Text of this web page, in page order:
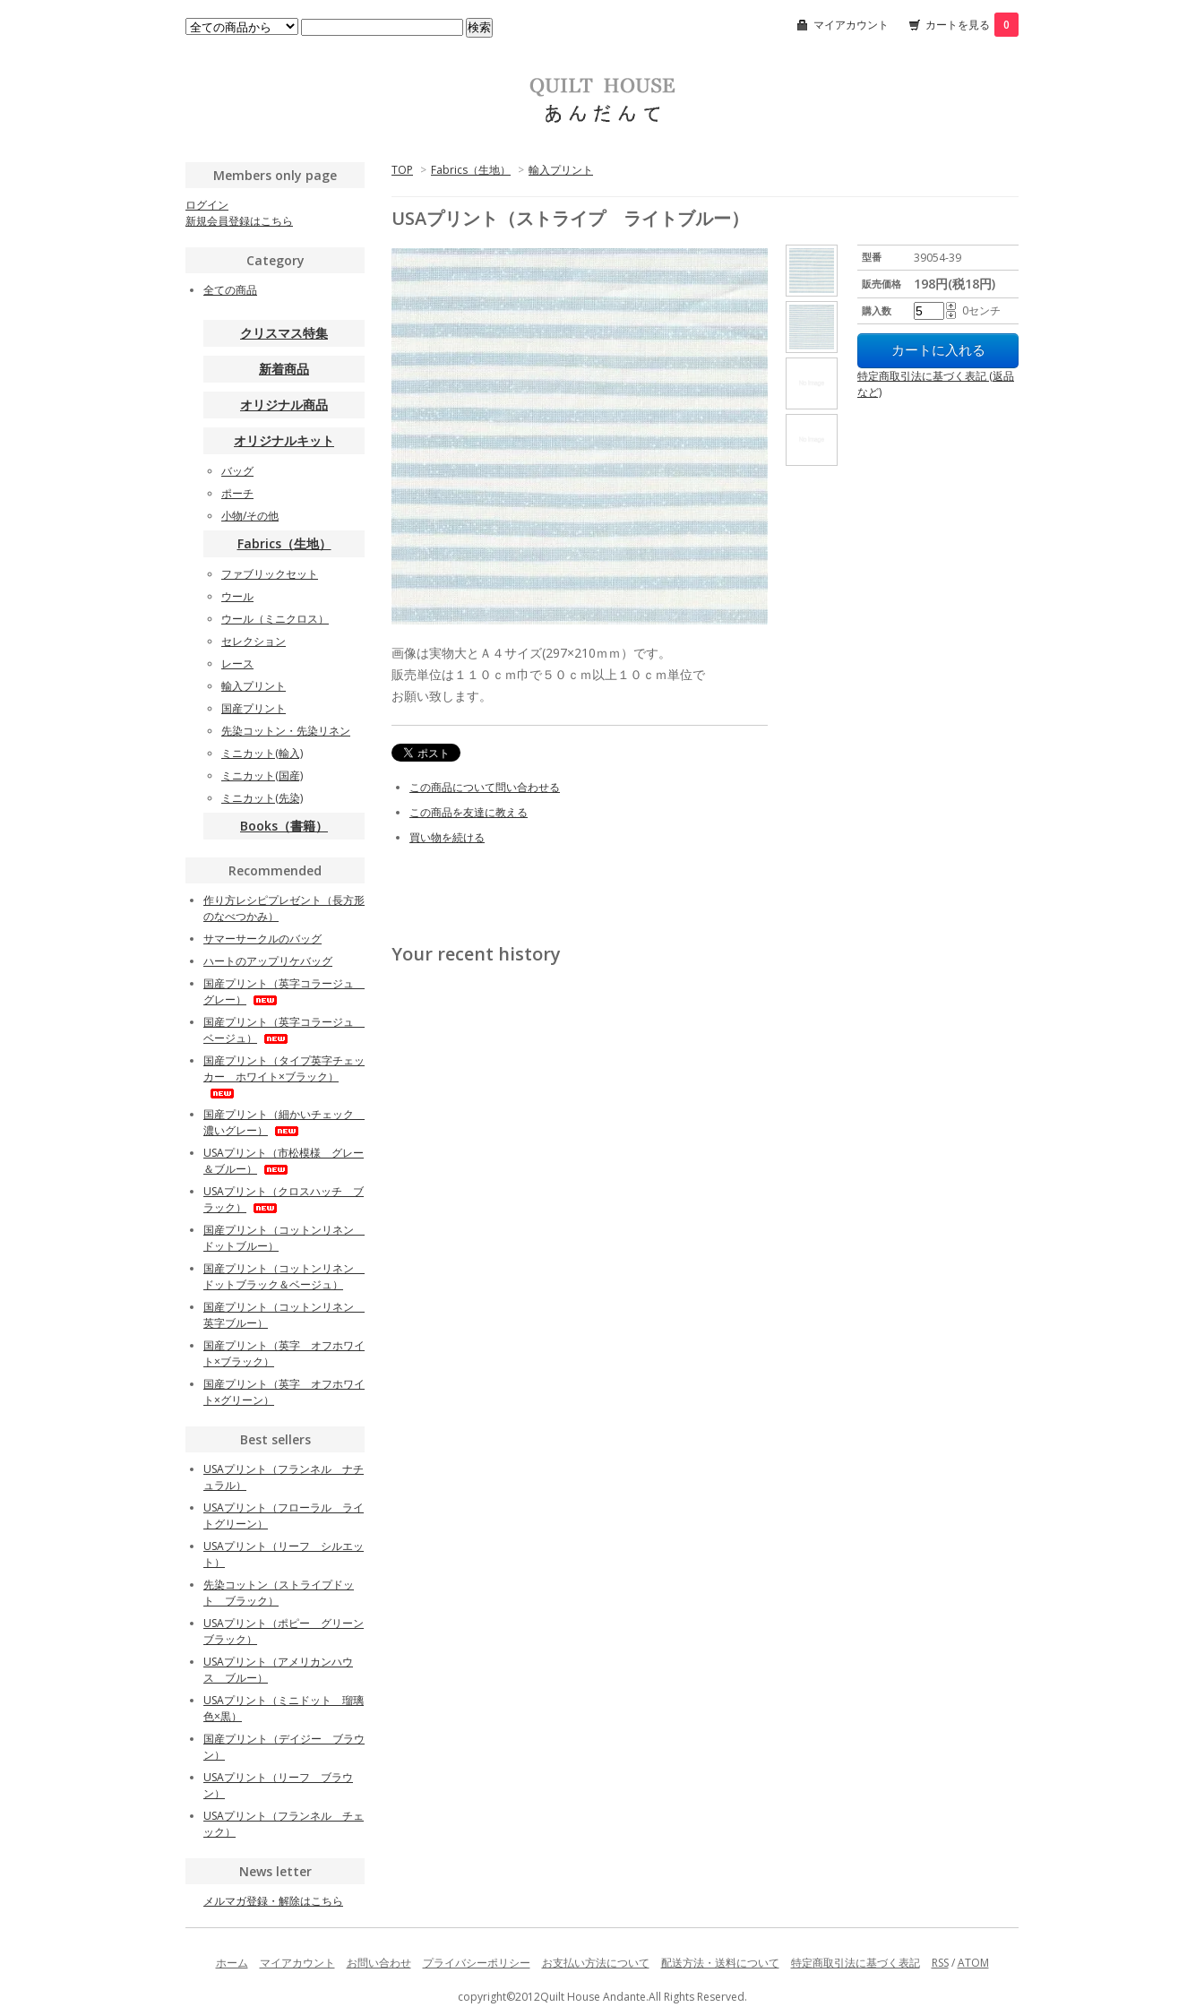
マイアカウント カートを見る 0
TOP > Fabrics（生地） > 輸入プリント
USAプリント（ストライプ ライトブルー）
型番 39054-39
販売価格 198円(税18円)
購入数 0センチ
特定商取引法に基づく表記 (返品
など)
画像は実物大とＡ４サイズ(297×210ｍｍ）です。
販売単位は１１０ｃｍ巾で５０ｃｍ以上１０ｃｍ単位で
お願い致します。
この商品について問い合わせる
この商品を友達に教える
買い物を続ける
Your recent history
Members only page
ログイン
新規会員登録はこちら
Category
全ての商品
クリスマス特集
新着商品
オリジナル商品
オリジナルキット
バッグ
ポーチ
小物/その他
Fabrics（生地）
ファブリックセット
ウール
ウール（ミニクロス）
セレクション
レース
輸入プリント
国産プリント
先染コットン・先染リネン
ミニカット(輸入)
ミニカット(国産)
ミニカット(先染)
Books（書籍）
Recommended
作り方レシピプレゼント（長方形
のなべつかみ）
サマーサークルのバッグ
ハートのアップリケバッグ
国産プリント（英字コラージュ
グレー）
国産プリント（英字コラージュ
ベージュ）
国産プリント（タイプ英字チェッ
カー ホワイト×ブラック）
国産プリント（細かいチェック
濃いグレー）
USAプリント（市松模様 グレー
＆ブルー）
USAプリント（クロスハッチ ブ
ラック）
国産プリント（コットンリネン
ドットブルー）
国産プリント（コットンリネン
ドットブラック＆ベージュ）
国産プリント（コットンリネン
英字ブルー）
国産プリント（英字 オフホワイ
ト×ブラック）
国産プリント（英字 オフホワイ
ト×グリーン）
Best sellers
USAプリント（フランネル ナチ
ュラル）
USAプリント（フローラル ライ
トグリーン）
USAプリント（リーフ シルエッ
ト）
先染コットン（ストライプドッ
ト ブラック）
USAプリント（ポピー グリーン
ブラック）
USAプリント（アメリカンハウ
ス ブルー）
USAプリント（ミニドット 瑠璃
色×黒）
国産プリント（デイジー ブラウ
ン）
USAプリント（リーフ ブラウ
ン）
USAプリント（フランネル チェ
ック）
News letter
メルマガ登録・解除はこちら
ホーム マイアカウント お問い合わせ プライバシーポリシー お支払い方法について 配送方法・送料について 特定商取引法に基づく表記 RSS/ATOM
copyright©2012Quilt House Andante.All Rights Reserved.